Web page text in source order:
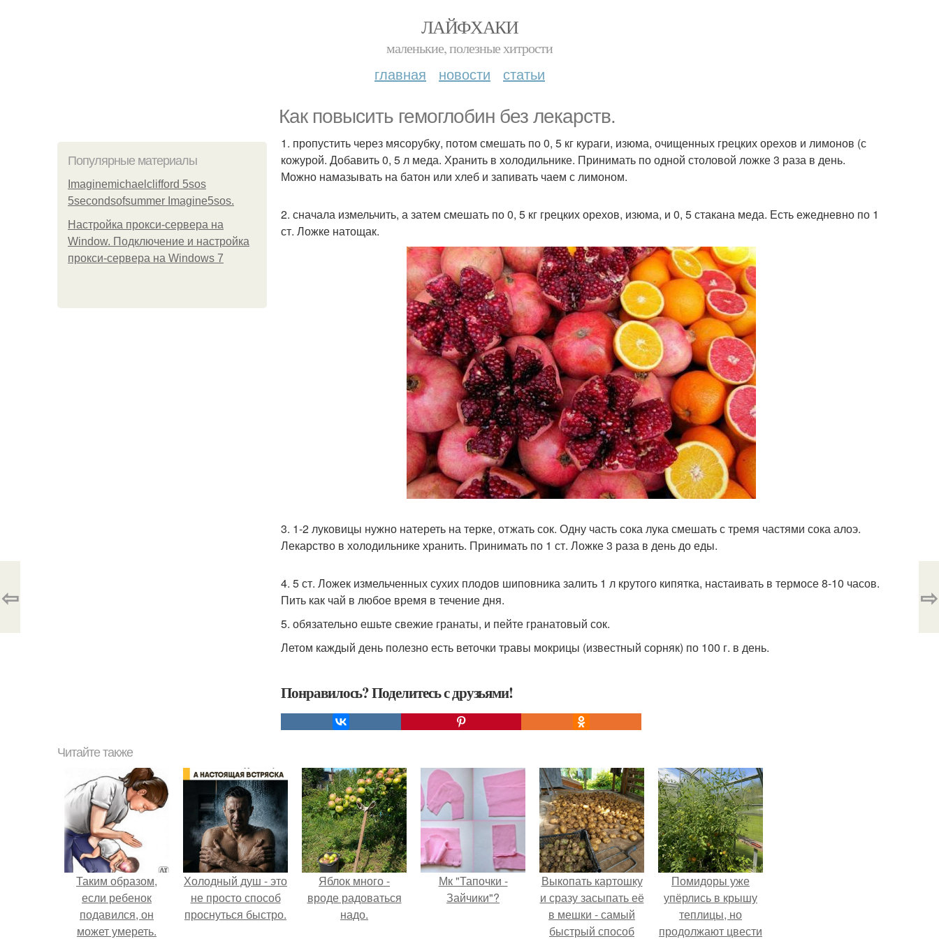
ЛАЙФХАКИ
маленькие, полезные хитрости
главная новости статьи
Как повысить гемоглобин без лекарств.
Популярные материалы
Imaginemichaelclifford 5sos
5secondsofsummer Imagine5sos.
Настройка прокси-сервера на
Window. Подключение и настройка
прокси-сервера на Windows 7
1. пропустить через мясорубку, потом смешать по 0, 5 кг кураги, изюма, очищенных грецких орехов и лимонов (с
кожурой. Добавить 0, 5 л меда. Хранить в холодильнике. Принимать по одной столовой ложке 3 раза в день.
Можно намазывать на батон или хлеб и запивать чаем с лимоном.
2. сначала измельчить, а затем смешать по 0, 5 кг грецких орехов, изюма, и 0, 5 стакана меда. Есть ежедневно по 1
ст. Ложке натощак.
3. 1-2 луковицы нужно натереть на терке, отжать сок. Одну часть сока лука смешать с тремя частями сока алоэ.
Лекарство в холодильнике хранить. Принимать по 1 ст. Ложке 3 раза в день до еды.
4. 5 ст. Ложек измельченных сухих плодов шиповника залить 1 л крутого кипятка, настаивать в термосе 8-10 часов.
Пить как чай в любое время в течение дня.
5. обязательно ешьте свежие гранаты, и пейте гранатовый сок.
Летом каждый день полезно есть веточки травы мокрицы (известный сорняк) по 100 г. в день.
Понравилось? Поделитесь с друзьями!
⇦ ⇨
Читайте также
Таким образом,
если ребенок
подавился, он
может умереть.
Холодный душ - это
не просто способ
проснуться быстро.
Яблок много -
вроде радоваться
надо.
Мк "Тапочки -
Зайчики"?
Выкопать картошку
и сразу засыпать её
в мешки - самый
быстрый способ
Помидоры уже
упёрлись в крышу
теплицы, но
продолжают цвести